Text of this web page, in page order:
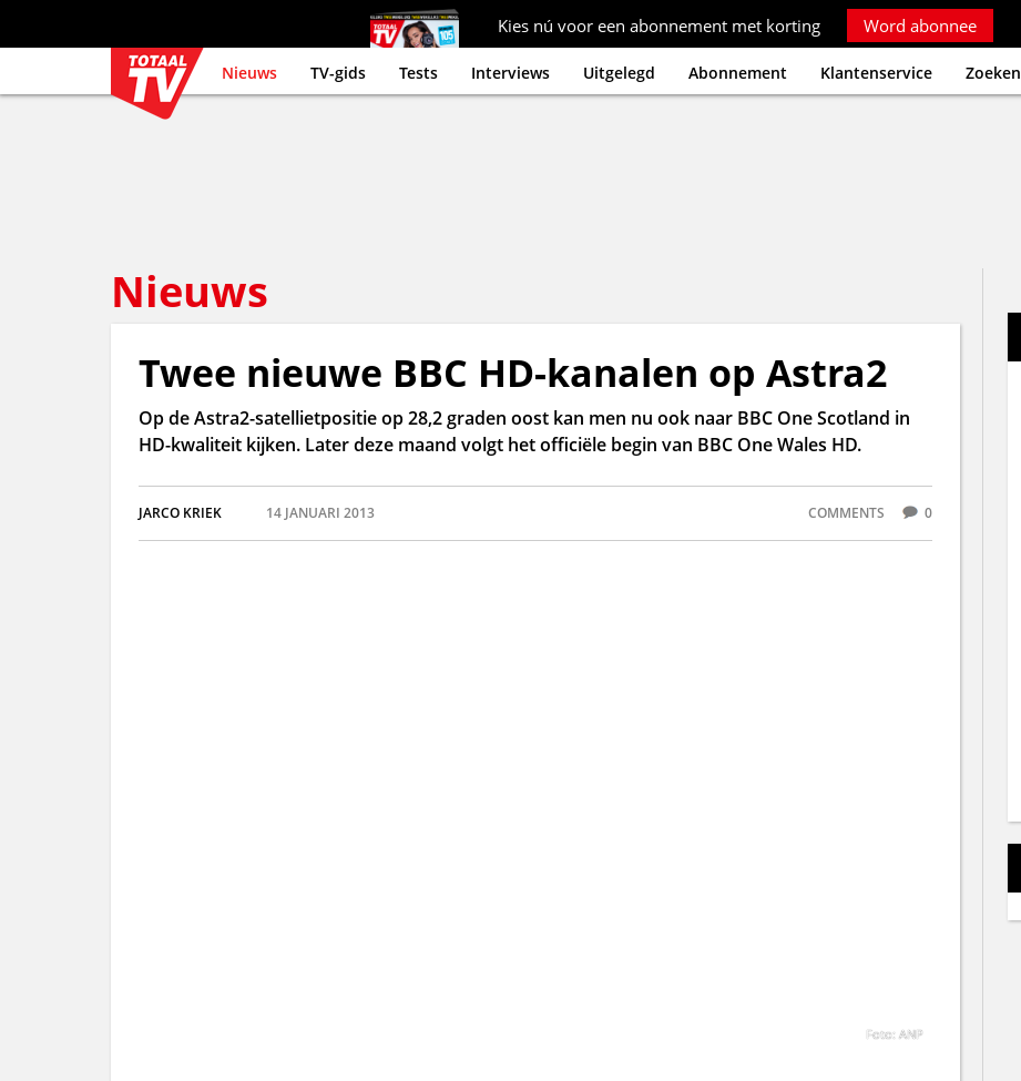
Kies nú voor een abonnement met korting Word abonnee
Nieuws TV-gids Tests Interviews Uitgelegd Abonnement Klantenservice Zoeken
Nieuws
Twee nieuwe BBC HD-kanalen op Astra2
Op de Astra2-satellietpositie op 28,2 graden oost kan men nu ook naar BBC One Scotland in
HD-kwaliteit kijken. Later deze maand volgt het officiële begin van BBC One Wales HD.
JARCO KRIEK 14 JANUARI 2013 COMMENTS 0
Foto: ANP